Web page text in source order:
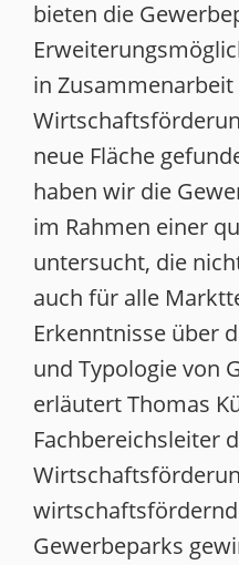
bieten die
in
neue Fläche
haben wir die
im Rahmen einer
untersucht, die
auch für alle
Erkenntnisse über
und Typologie von
erläutert Thomas
Fachbereichsleiter
Gewerbeparks